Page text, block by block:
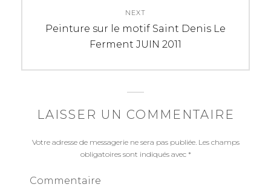
NEXT
Next
Peinture sur le motif Saint Denis Le
Ferment JUIN 2011
LAISSER UN COMMENTAIRE
Votre adresse de messagerie ne sera pas publiée. Les champs
obligatoires sont indiqués avec *
Commentaire